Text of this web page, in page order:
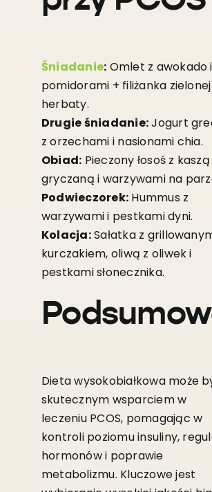
Śniadanie: Omlet z awokado i
pomidorami + filiżanka zielonej
herbaty.
Drugie śniadanie:Jogurt
z orzechami i nasionami chia.
Obiad: Pieczony łosoś z kaszą
gryczaną i warzywami na
Podwieczorek: Hummus z
warzywami i pestkami dyni.
Kolacja:Sałatka z
kurczakiem, oliwą z oliwek i
pestkami słonecznika.
Dieta wysokobiałkowa może
skutecznym wsparciem w
leczeniu PCOS, pomagając w
kontroli poziomu insuliny,
hormonów i poprawie
metabolizmu. Kluczowe jest